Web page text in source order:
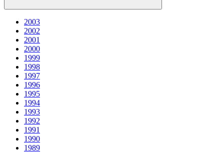
2003
2002
2001
2000
1999
1998
1997
1996
1995
1994
1993
1992
1991
1990
1989